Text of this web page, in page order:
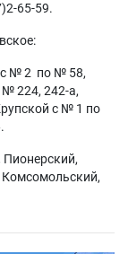
65-59.
с № 2 по № 58,
224, 242-а,
с № 1 по
Пионерский,